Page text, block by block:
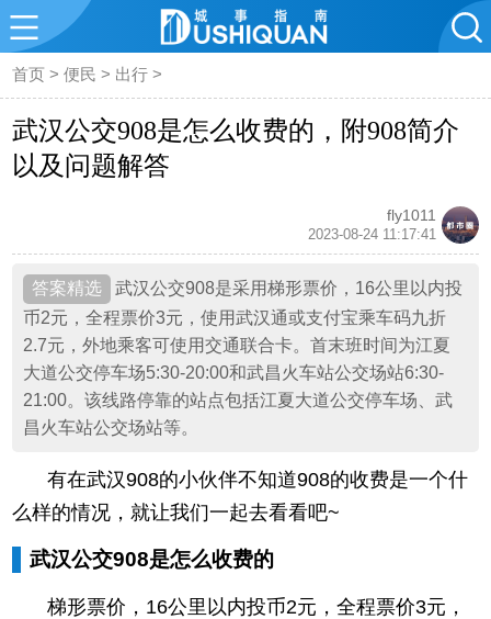
首页 >便民 > 出行 >
武汉公交908是怎么收费的，附908简介
以及问题解答
fly1011
2023-08-24 11:17:41
武汉公交908是采用梯形票价，16公里以内投
币2元，全程票价3元，使用武汉通或支付宝乘车码九折
2.7元，外地乘客可使用交通联合卡。首末班时间为江夏
大道公交停车场5:30-20:00和武昌火车站公交场站6:30-
21:00。该线路停靠的站点包括江夏大道公交停车场、武
昌火车站公交场站等。
有在武汉908的小伙伴不知道908的收费是一个什
么样的情况，就让我们一起去看看吧~
武汉公交908是怎么收费的
梯形票价，16公里以内投币2元，全程票价3元，